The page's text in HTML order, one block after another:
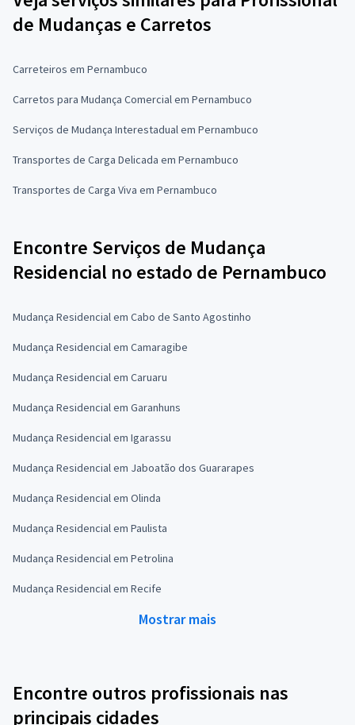
de Mudanças e Carretos
Carreteiros em Pernambuco
Carretos para Mudança Comercial em Pernambuco
Serviços de Mudança Interestadual em Pernambuco
Transportes de Carga Delicada em Pernambuco
Transportes de Carga Viva em Pernambuco
Encontre Serviços de Mudança
Residencial no estado de Pernambuco
Mudança Residencial em Cabo de Santo Agostinho
Mudança Residencial em Camaragibe
Mudança Residencial em Caruaru
Mudança Residencial em Garanhuns
Mudança Residencial em Igarassu
Mudança Residencial em Jaboatão dos Guararapes
Mudança Residencial em Olinda
Mudança Residencial em Paulista
Mudança Residencial em Petrolina
Mudança Residencial em Recife
Mostrar mais
Encontre outros profissionais nas
principais cidades